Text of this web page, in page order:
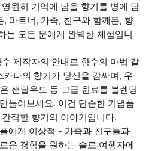
원히 기억에 남을 향기를 병에 담
파트너, 가족, 친구와 함께든, 향
는 모든 분에게 완벽한 체험입니
제작자의 안내로 향수의 마법 같
나의 향기가 당신을 감싸며, 우
샌달우드 등 고급 원료를 블렌딩
들어보세요. 이건 단순한 기념품
직할 향기의 이야기입니다.
에게 이상적 - 가족과 친구들과
운 경험을 원하는 솔로 여행자에